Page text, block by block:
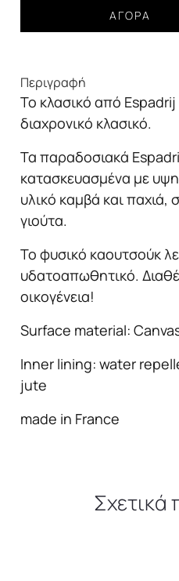
ποσότητα
ΑΓΟΡΆ
Περιγραφή
Το κλασικό από Espadrij
διαχρονικό κλασικό.
Τα παραδοσιακά
κατασκευασμένα με
υλικό καμβά και παχιά,
γιούτα.
Το φυσικό καουτσούκ
υδατοαπωθητικό.
οικογένεια!
Surface material:
Inner lining: water
jute
made in France
Σχετικά